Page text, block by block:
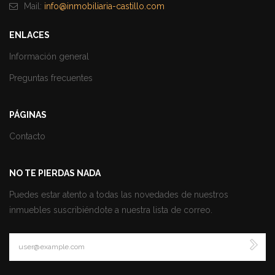
Mail: info@inmobiliaria-castillo.com
ENLACES
Información general
Preguntas frecuentes
PÁGINAS
Contacto
NO TE PIERDAS NADA
Puedes estar atento a todas las novedades de nuestros
inmuebles suscribiéndote a nuestra lista de correo.